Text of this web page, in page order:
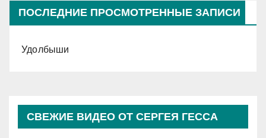
ПОСЛЕДНИЕ ПРОСМОТРЕННЫЕ ЗАПИСИ
Удолбыши
СВЕЖИЕ ВИДЕО ОТ СЕРГЕЯ ГЕССА